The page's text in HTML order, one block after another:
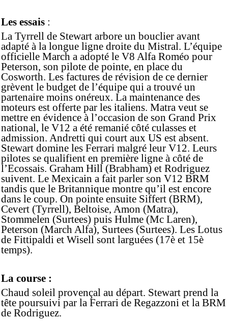
Les essais :
La Tyrrell de Stewart arbore un bouclier avant
adapté à la longue ligne droite du Mistral. L’équipe
officielle March a adopté le V8 Alfa Roméo pour
Peterson, son pilote de pointe, en place du
Cosworth. Les factures de révision de ce dernier
grèvent le budget de l’équipe qui a trouvé un
partenaire moins onéreux. La maintenance des
moteurs est offerte par les italiens. Matra veut se
mettre en évidence à l’occasion de son Grand Prix
national, le V12 a été remanié côté culasses et
admission. Andretti qui court aux US est absent.
Stewart domine les Ferrari malgré leur V12. Leurs
pilotes se qualifient en première ligne à côté de
l’Ecossais. Graham Hill (Brabham) et Rodriguez
suivent. Le Mexicain a fait parler son V12 BRM
tandis que le Britannique montre qu’il est encore
dans le coup. On pointe ensuite Siffert (BRM),
Cevert (Tyrrell), Beltoise, Amon (Matra),
Stommelen (Surtees) puis Hulme (Mc Laren),
Peterson (March Alfa), Surtees (Surtees). Les Lotus
de Fittipaldi et Wisell sont larguées (17è et 15è
temps).
La course :
Chaud soleil provençal au départ. Stewart prend la
tête poursuivi par la Ferrari de Regazzoni et la BRM
de Rodriguez.